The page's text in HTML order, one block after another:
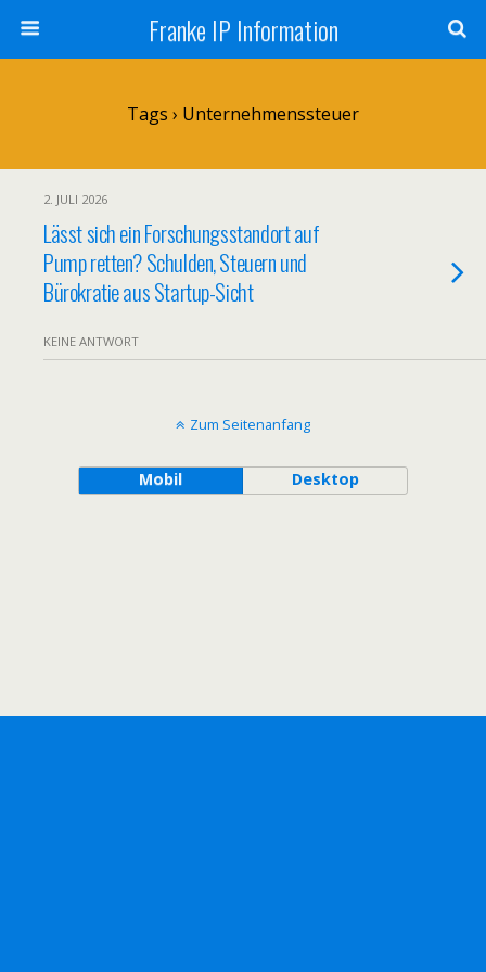
Franke IP Information
Tags › Unternehmenssteuer
2. JULI 2026
Lässt sich ein Forschungsstandort auf
Pump retten? Schulden, Steuern und
Bürokratie aus Startup-Sicht
KEINE ANTWORT
Zum Seitenanfang
Mobil Desktop